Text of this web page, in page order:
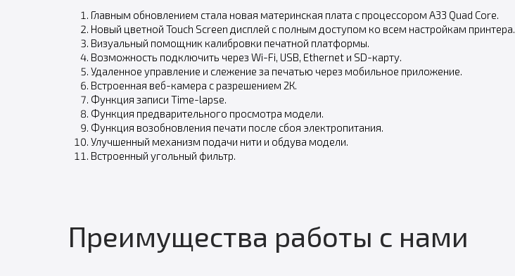
Главным обновлением стала новая материнская плата с процессором A33 Quad Core.
Новый цветной Touch Screen дисплей с полным доступом ко всем настройкам принтера.
Визуальный помощник калибровки печатной платформы.
Возможность подключить через Wi-Fi, USB, Ethernet и SD-карту.
Удаленное управление и слежение за печатью через мобильное приложение.
Встроенная веб-камера с разрешением 2К.
Функция записи Time-lapse.
Функция предварительного просмотра модели.
Функция возобновления печати после сбоя электропитания.
Улучшенный механизм подачи нити и обдува модели.
Встроенный угольный фильтр.
Преимущества работы с нами